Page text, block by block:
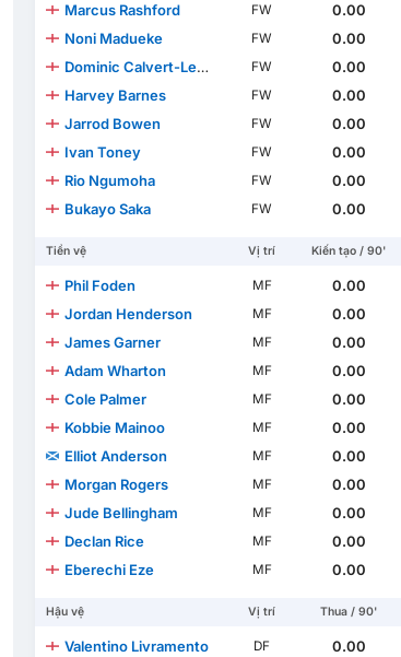
Marcus Rashford
FW
0.00
Noni Madueke
FW
0.00
Dominic Calvert-Lewin
FW
0.00
Harvey Barnes
FW
0.00
Jarrod Bowen
FW
0.00
Ivan Toney
FW
0.00
Rio Ngumoha
FW
0.00
Bukayo Saka
FW 0.00
Tiền vệ Vị trí Kiến tạo / 90'
Phil Foden MF
0.00
Jordan Henderson
MF
0.00
James Garner
MF
0.00
Adam Wharton
MF
0.00
Cole Palmer
MF
0.00
Kobbie Mainoo
MF
0.00
Elliot Anderson
MF
0.00
Morgan Rogers
MF
0.00
Jude Bellingham
MF
0.00
Declan Rice
MF
0.00
Eberechi Eze
MF 0.00
Hậu vệ Vị trí Thua / 90'
Valentino Livramento DF
0.00